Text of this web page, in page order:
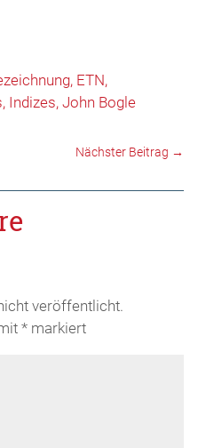
ETN
Indizes John Bogle
Nächster Beitrag →
veröffentlicht.
*markiert